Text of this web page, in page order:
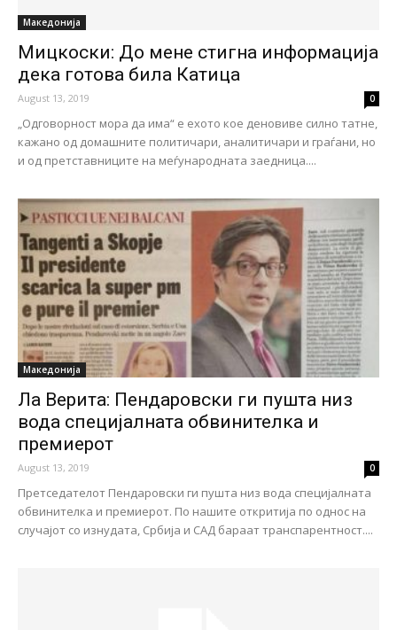
Македонија
Мицкоски: До мене стигна информација
дека готова била Катица
August 13, 2019 0
„Одговорност мора да има“ е ехото кое деновиве силно татне,
кажано од домашните политичари, аналитичари и граѓани, но
и од претставниците на меѓународната заедница....
Македонија
Ла Верита: Пендаровски ги пушта низ
вода специјалната обвинителка и
премиерот
August 13, 2019 0
Претседателот Пендаровски ги пушта низ вода специјалната
обвинителка и премиерот. По нашите откритија по однос на
случајот со изнудата, Србија и САД бараат транспарентност....